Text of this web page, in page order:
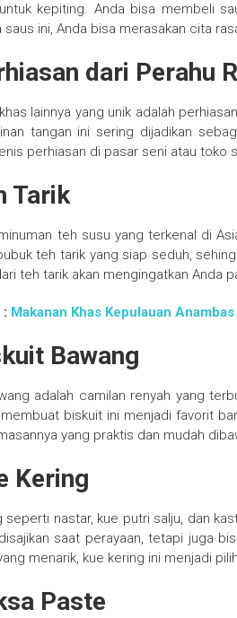
kepiting. Anda bisa membeli
saus ini, Anda bisa merasakan cita
dari Perahu
lainnya yang unik adalah
tangan ini sering dijadikan
perhiasan di pasar seni atau toko
Tarik
teh susu yang terkenal di
teh tarik yang siap seduh,
teh tarik akan mengingatkan Anda
: Makanan Khas Kepulauan
Bawang
adalah camilan renyah yang
biskuit ini menjadi favorit
yang praktis dan mudah
Kering
seperti nastar, kue putri salju, dan
saat perayaan, tetapi juga
menarik, kue kering ini menjadi
Paste